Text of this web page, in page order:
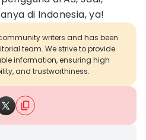
di Indonesia, ya!
writers and has been
team. We strive to provide
information, ensuring high
and trustworthiness.